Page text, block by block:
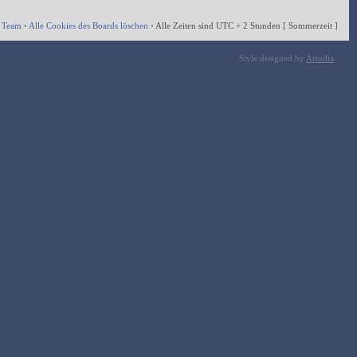
• Alle Cookies des Boards löschen • Alle Zeiten sind UTC + 2 Stunden [ Sommerzeit ]
Style designed by Artodia